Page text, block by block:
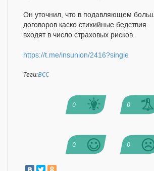
️Он уточнил, что в подавляющем
договоров каско стихийные бедствия
входят в число страховых рисков.
https://t.me/insunion/2416?single
Теги:ВСС
0 0
0 0